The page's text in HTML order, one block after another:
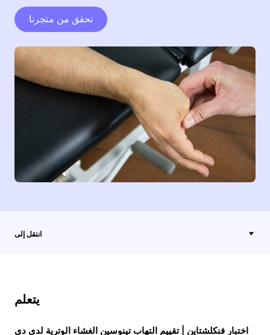
تحقق من متجرنا
انتقل إلى
يتعلم
اختبار فنكلشتاين | تقييم التهاب تينوسين الغشاء الوترية لدى دي